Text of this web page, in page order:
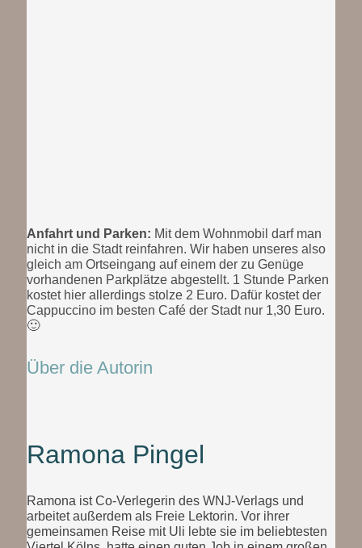
Anfahrt und Parken: Mit dem Wohnmobil darf man
nicht in die Stadt reinfahren. Wir haben unseres also
gleich am Ortseingang auf einem der zu Genüge
vorhandenen Parkplätze abgestellt. 1 Stunde Parken
kostet hier allerdings stolze 2 Euro. Dafür kostet der
Cappuccino im besten Café der Stadt nur 1,30 Euro.
🙂
Über die Autorin
Ramona Pingel
Ramona ist Co-Verlegerin des WNJ-Verlags und
arbeitet außerdem als Freie Lektorin. Vor ihrer
gemeinsamen Reise mit Uli lebte sie im beliebtesten